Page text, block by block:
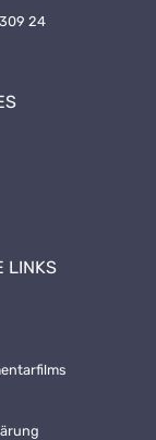
24
LINKS